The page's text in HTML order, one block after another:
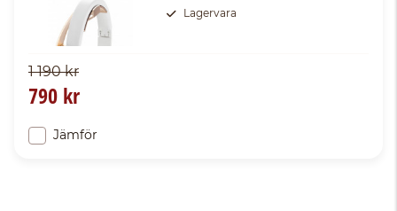
Lagervara
1 190 kr
790 kr
Jämför